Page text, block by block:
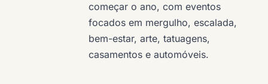
começar o ano, com eventos
focados em mergulho, escalada,
bem-estar, arte, tatuagens,
casamentos e automóveis.